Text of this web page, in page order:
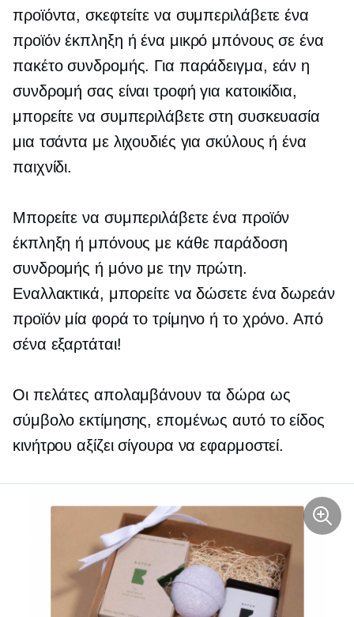
προϊόντα, σκεφτείτε να συμπεριλάβετε ένα
προϊόν έκπληξη ή ένα μικρό μπόνους σε ένα
πακέτο συνδρομής. Για παράδειγμα, εάν η
συνδρομή σας είναι τροφή για κατοικίδια,
μπορείτε να συμπεριλάβετε στη συσκευασία
μια τσάντα με λιχουδιές για σκύλους ή ένα
παιχνίδι.
Μπορείτε να συμπεριλάβετε ένα προϊόν
έκπληξη ή μπόνους με κάθε παράδοση
συνδρομής ή μόνο με την πρώτη.
Εναλλακτικά, μπορείτε να δώσετε ένα δωρεάν
προϊόν μία φορά το τρίμηνο ή το χρόνο. Από
σένα εξαρτάται!
Οι πελάτες απολαμβάνουν τα δώρα ως
σύμβολο εκτίμησης, επομένως αυτό το είδος
κινήτρου αξίζει σίγουρα να εφαρμοστεί.